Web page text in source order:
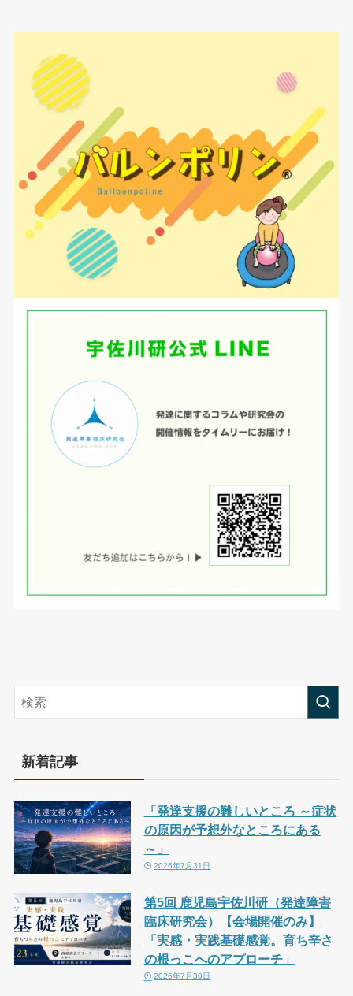
新着記事
「発達支援の難しいところ ～症状
の原因が予想外なところにある
～」
2026年7月31日
第5回 鹿児島宇佐川研（発達障害
臨床研究会）【会場開催のみ】
「実感・実践基礎感覚。育ち辛さ
の根っこへのアプローチ」
2026年7月30日